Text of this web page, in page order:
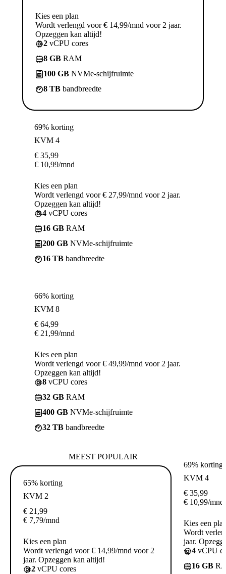
Kies een plan
Wordt verlengd voor € 14,99/mnd voor 2 jaar.
Opzeggen kan altijd!
2 vCPU cores
8 GB RAM
100 GB NVMe-schijfruimte
8 TB bandbreedte
69% korting
KVM 4
€ 35,99
€ 10,99/mnd
Kies een plan
Wordt verlengd voor € 27,99/mnd voor 2 jaar.
Opzeggen kan altijd!
4 vCPU cores
16 GB RAM
200 GB NVMe-schijfruimte
16 TB bandbreedte
66% korting
KVM 8
€ 64,99
€ 21,99/mnd
Kies een plan
Wordt verlengd voor € 49,99/mnd voor 2 jaar.
Opzeggen kan altijd!
8 vCPU cores
32 GB RAM
400 GB NVMe-schijfruimte
32 TB bandbreedte
MEEST POPULAIR
65% korting
KVM 2
€ 21,99
€ 7,79/mnd
Kies een plan
Wordt verlengd voor € 14,99/mnd voor 2
jaar. Opzeggen kan altijd!
2 vCPU cores
69% korting
KVM 4
€ 35,99
€ 10,99/mnd
Kies een
Wordt
jaar.
4 vCPU
16 GB